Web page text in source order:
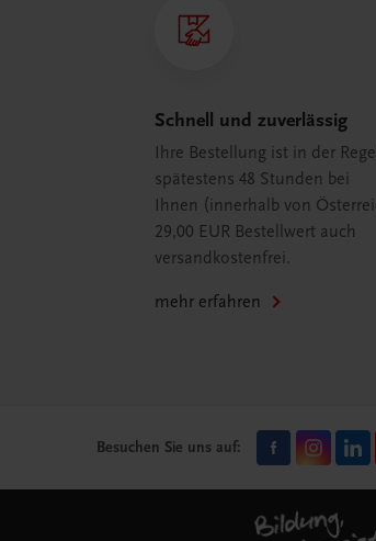
Schnell und zuverlässig
Ihre Bestellung ist in der
spätestens 48 Stunden bei
Ihnen (innerhalb von
29,00 EUR Bestellwert auch
versandkostenfrei.
mehr erfahren
Besuchen Sie uns auf: